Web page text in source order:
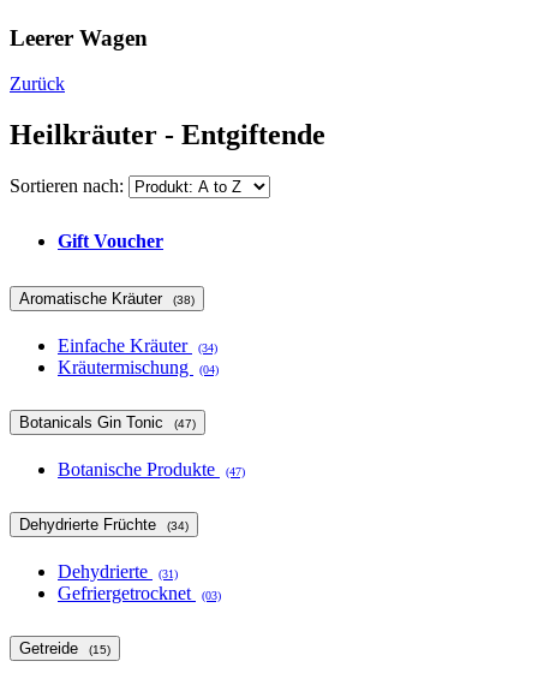
Leerer Wagen
Zurück
Heilkräuter - Entgiftende
Sortieren nach:
Gift Voucher
Aromatische Kräuter (38)
Einfache Kräuter (34)
Kräutermischung (04)
Botanicals Gin Tonic (47)
Botanische Produkte (47)
Dehydrierte Früchte (34)
Dehydrierte (31)
Gefriergetrocknet (03)
Getreide (15)